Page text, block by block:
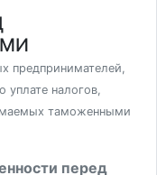
предпринимателей,
уплате налогов,
таможенными
перед